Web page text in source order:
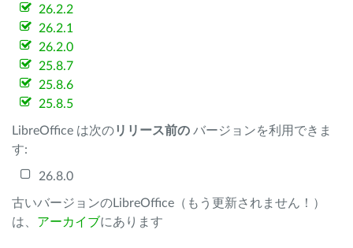
26.2.2
26.2.1
26.2.0
25.8.7
25.8.6
25.8.5
LibreOffice は次のリリース前の バージョンを利用できま
す:
26.8.0
古いバージョンのLibreOffice（もう更新されません！）
は、 アーカイブにあります